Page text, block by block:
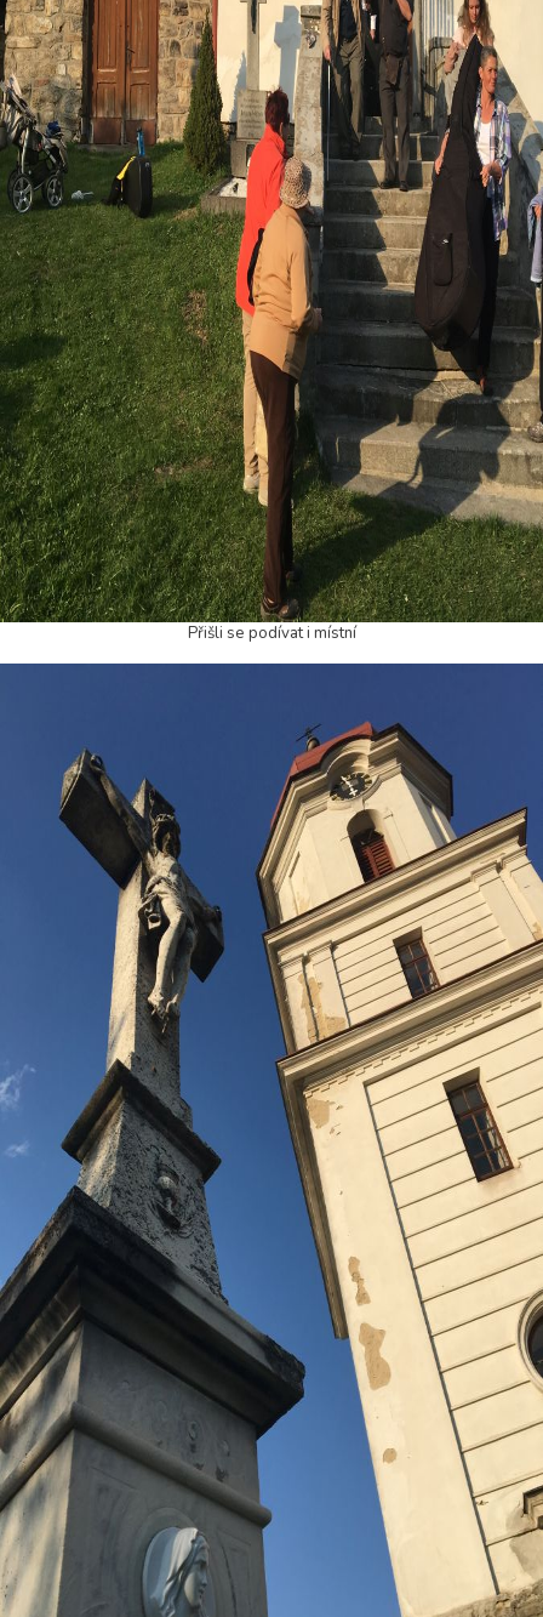
Přišli se podívat i místní